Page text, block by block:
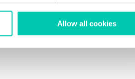
Allow all cookies